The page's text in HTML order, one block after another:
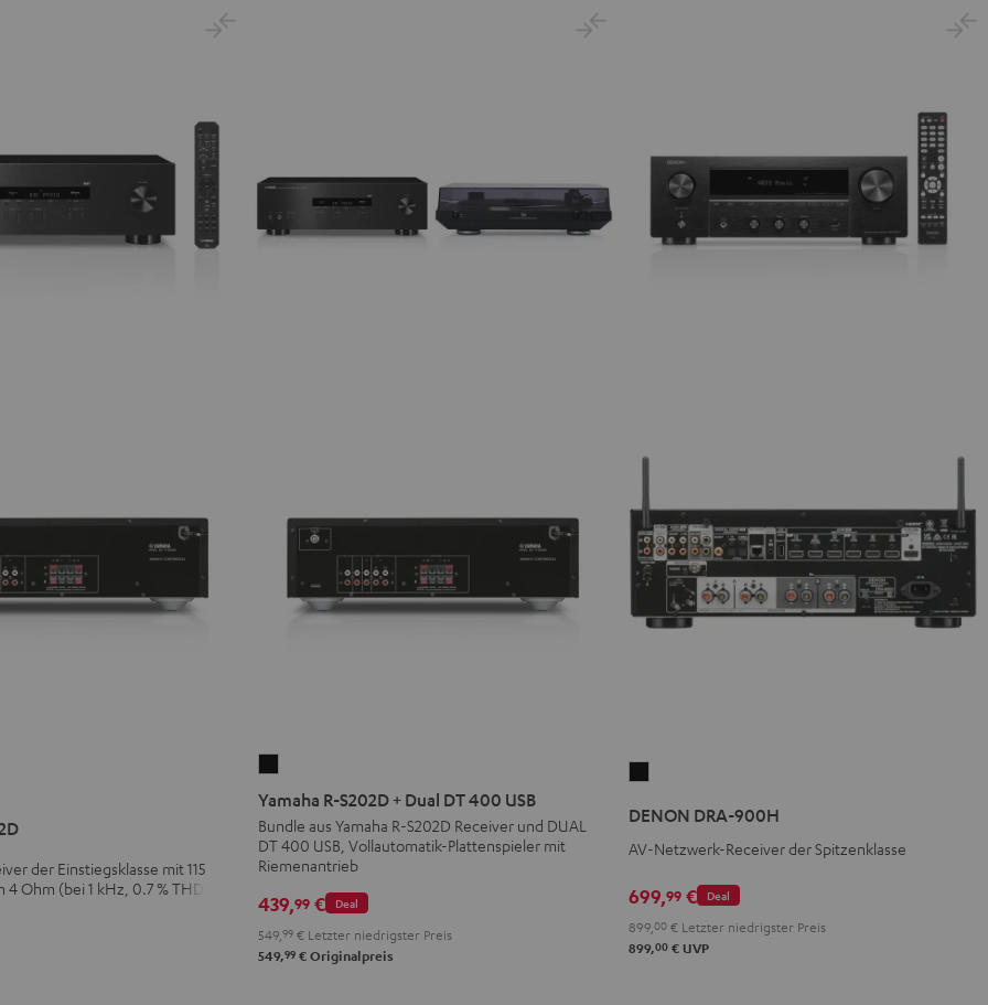
der Einstiegsklasse mit 115
4 Ohm (bei 1 kHz, 0.7 % THD)
S202D
+
Dual
DT
USB
Yamaha R-S202D + Dual DT 400 USB
Bundle aus Yamaha R-S202D Receiver und DUAL
DT 400 USB, Vollautomatik-Plattenspieler mit
Riemenantrieb
Deal
439,99 €
549, 99 € Letzter niedrigster Preis
549,99 € Originalpreis
900H
Schwarz
DENON DRA-900H
AV-Netzwerk-Receiver der Spitzenklasse
Deal
699,99 €
899, 00 € Letzter niedrigster Preis
899,00 € UVP